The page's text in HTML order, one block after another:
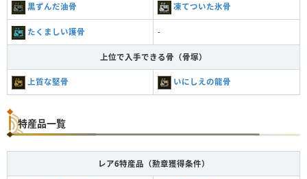
黒ずんだ油骨 凍てついた氷骨
たくましい護骨 -
上位で入手できる骨（骨塚）
上質な堅骨 いにしえの龍骨
特産品一覧
レア6特産品（勲章獲得条件）